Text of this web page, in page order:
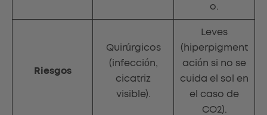
o.
Riesgos
Quirúrgicos
(infección,
cicatriz
visible).
Leves
(hiperpigment
ación si no se
cuida el sol en
el caso de
CO2).